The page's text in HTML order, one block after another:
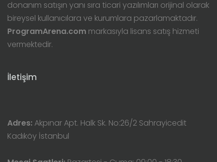
donanım satışın yanı sıra ticari yazılımları orijinal olarak
bireysel kullanıcılara ve kurumlara pazarlamaktadır.
ProgramArena.com markasıyla lisans satış hizmeti
vermektedir.
İletişim
Adres: Akpınar Apt. Halk Sk. No:26/2 Sahrayicedit
Kadıköy İstanbul